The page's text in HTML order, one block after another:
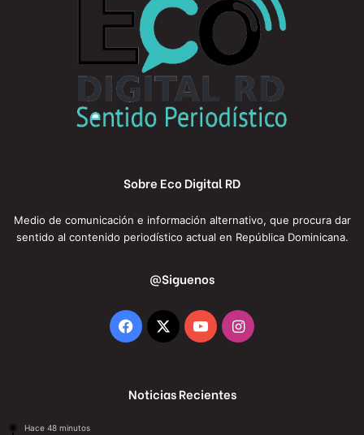
Sobre Eco Digital RD
Medio de comunicación e información alternativo, que procura dar
sentido al contenido periodístico actual en República Dominicana.
@Siguenos
Facebook
X YouTubeInstagram
Noticias Recientes
Hace 48 minutos